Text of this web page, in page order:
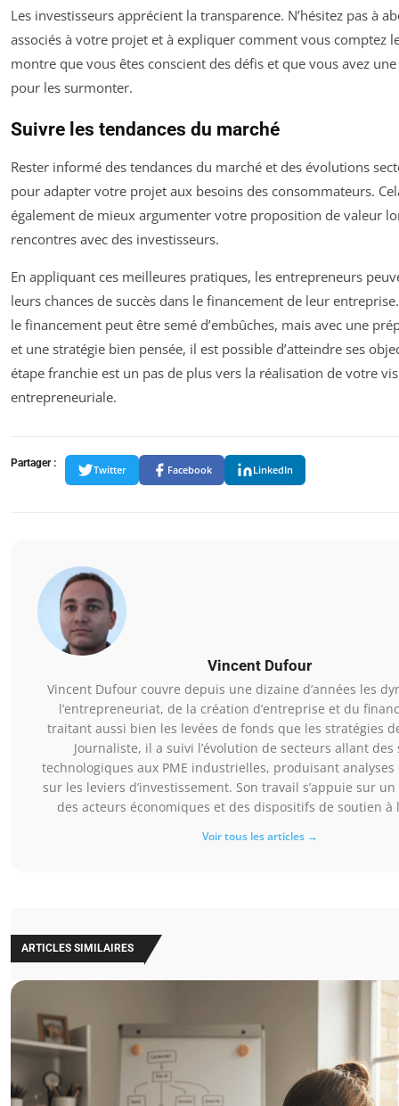
Les investisseurs apprécient la transparence. N’hésitez pas à
associés à votre projet et à expliquer comment vous comptez
montre que vous êtes conscient des défis et que vous avez
pour les surmonter.
Suivre les tendances du marché
Rester informé des tendances du marché et des évolutions
pour adapter votre projet aux besoins des consommateurs.
également de mieux argumenter votre proposition de valeur
rencontres avec des investisseurs.
En appliquant ces meilleures pratiques, les entrepreneurs
leurs chances de succès dans le financement de leur
le financement peut être semé d’embûches, mais avec une
et une stratégie bien pensée, il est possible d’atteindre ses
étape franchie est un pas de plus vers la réalisation de votre
entrepreneuriale.
Partager :
Twitter Facebook LinkedIn
Vincent Dufour
Vincent Dufour couvre depuis une dizaine d’années les
l’entrepreneuriat, de la création d’entreprise et du
traitant aussi bien les levées de fonds que les stratégies
Journaliste, il a suivi l’évolution de secteurs allant
technologiques aux PME industrielles, produisant analyses
sur les leviers d’investissement. Son travail s’appuie sur
des acteurs économiques et des dispositifs de soutien à
Voir tous les articles →
ARTICLES SIMILAIRES